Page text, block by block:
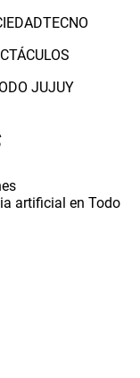
TECNO
JUJUY
artificial en Todo